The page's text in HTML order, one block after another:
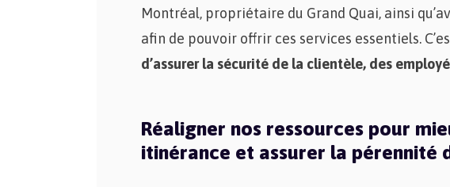
Montréal, propriétaire du Grand Quai, ainsi
afin de pouvoir offrir ces services essentiels.
d’assurer la sécurité de la clientèle, des
Réaligner nos ressources pour
itinérance et assurer la pérennité